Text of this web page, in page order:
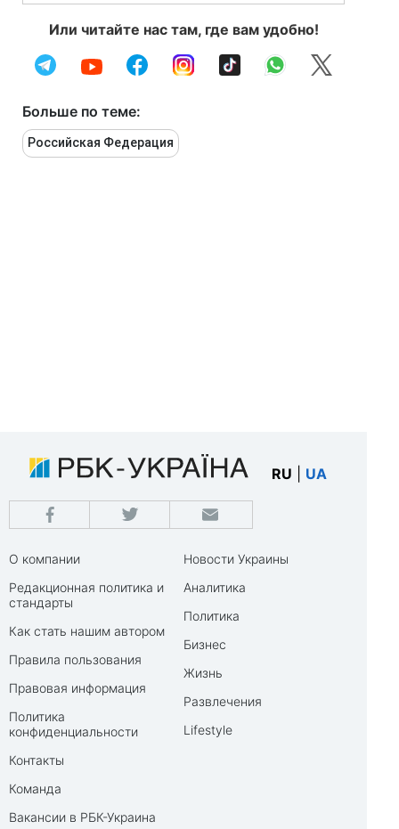
Или читайте нас там, где вам удобно!
Больше по теме:
Российская Федерация
RU UA
О компании
Редакционная политика и
стандарты
Как стать нашим автором
Правила пользования
Правовая информация
Политика
конфиденциальности
Контакты
Команда
Вакансии в РБК-Украина
Новости Украины
Аналитика
Политика
Бизнес
Жизнь
Развлечения
Lifestyle